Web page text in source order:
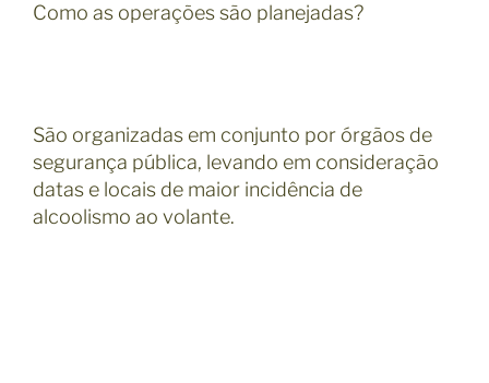
Como as operações são planejadas?
São organizadas em conjunto por órgãos de
segurança pública, levando em consideração
datas e locais de maior incidência de
alcoolismo ao volante.